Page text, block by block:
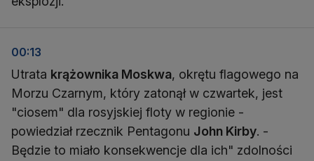
00:13
Utrata krążownika Moskwa, okrętu flagowego na
Morzu Czarnym, który zatonął w czwartek, jest
"ciosem" dla rosyjskiej floty w regionie -
powiedział rzecznik Pentagonu John Kirby. -
Będzie to miało konsekwencje dla ich" zdolności